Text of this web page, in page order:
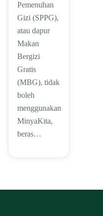
Pemenuhan
Gizi (SPPG),
atau dapur
Makan
Bergizi
Gratis
(MBG), tidak
boleh
menggunakan
MinyaKita,
beras…